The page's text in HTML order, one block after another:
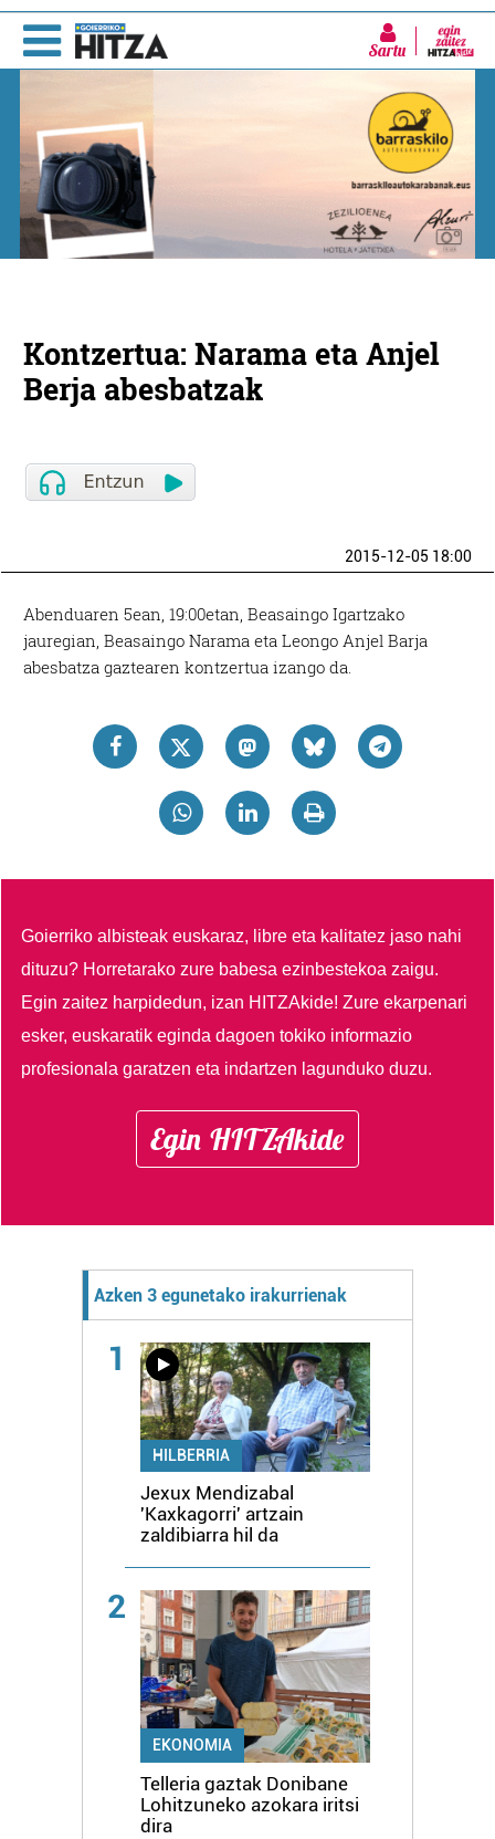
Sartu
Kontzertua: Narama eta Anjel
Berja abesbatzak
2015-12-05 18:00
Abenduaren 5ean, 19:00etan, Beasaingo Igartzako
jauregian, Beasaingo Narama eta Leongo Anjel Barja
abesbatza gaztearen kontzertua izango da.
Goierriko albisteak euskaraz, libre eta kalitatez jaso nahi
dituzu? Horretarako zure babesa ezinbestekoa zaigu.
Egin zaitez harpidedun, izan HITZAkide!Zure ekarpenari
esker, euskaratik eginda dagoen tokiko informazio
profesionala garatzen eta indartzen lagunduko duzu.
Egin HITZAkide
Azken 3 egunetako irakurrienak
1
HILBERRIA
Jexux Mendizabal
'Kaxkagorri' artzain
zaldibiarra hil da
2
EKONOMIA
Telleria gaztak Donibane
Lohitzuneko azokara iritsi
dira